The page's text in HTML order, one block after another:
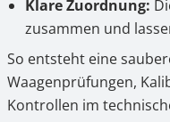
Klare Zuordnung:
zusammen und
So entsteht eine
Waagenprüfungen,
Kontrollen im